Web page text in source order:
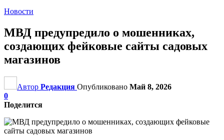
Новости
МВД предупредило о мошенниках,
создающих фейковые сайты садовых
магазинов
Автор Редакция Опубликовано Май 8, 2026
0
Поделится